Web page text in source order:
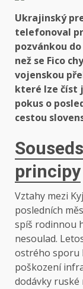
Ukrajinský
telefonoval
pozvánkou
než se Fico
vojenskou
které lze číst
pokus o
cestou
principy
Vztahy mezi
posledních
spíš rodinnou
nesoulad.
ostrého sporu
poškození
dodávky ruské